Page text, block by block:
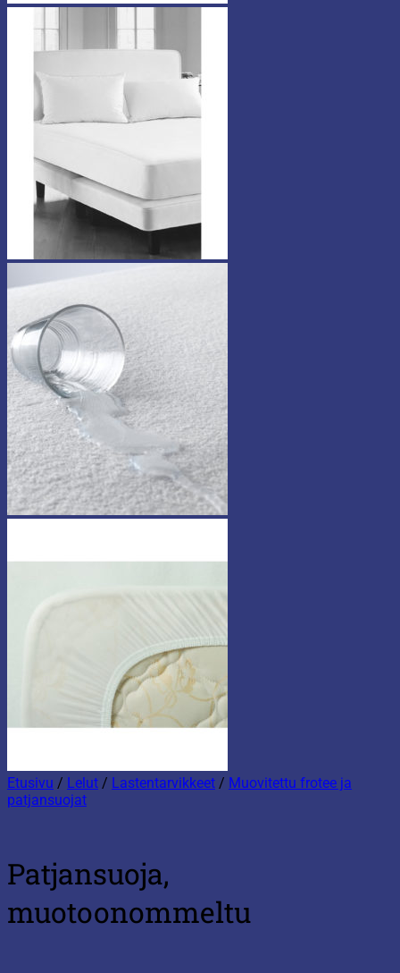
Etusivu / Lelut / Lastentarvikkeet / Muovitettu frotee ja
patjansuojat
Patjansuoja,
muotoonommeltu